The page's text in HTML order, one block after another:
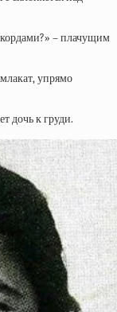
– плачущим
упрямо
дочь к груди.